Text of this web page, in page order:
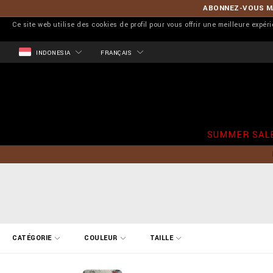
ABONNEZ-VOUS
Ce site web utilise des cookies de profil pour vous offrir une meilleure
INDONESIA FRANÇAIS
SUMMER
CATÉGORIE COULEUR TAILLE